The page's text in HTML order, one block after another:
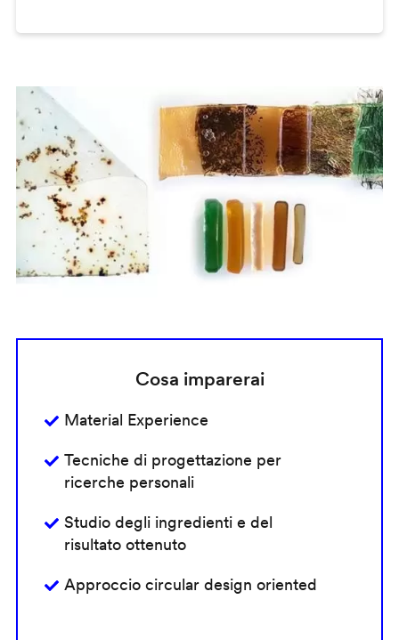
Cosa imparerai
Material Experience
Tecniche di progettazione per
ricerche personali
Studio degli ingredienti e del
risultato ottenuto
Approccio circular design oriented